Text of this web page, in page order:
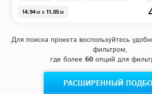
14.94м x 11.05м
Для поиска проекта воспользуйтесь
фильтром,
где более 60 опций для
РАСШИРЕННЫЙ